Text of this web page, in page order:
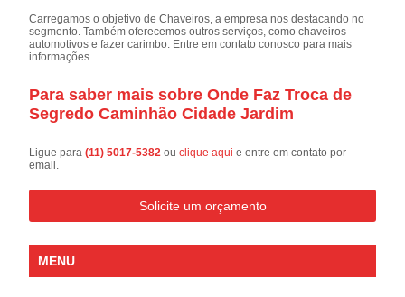
Carregamos o objetivo de Chaveiros, a empresa nos destacando no
segmento. Também oferecemos outros serviços, como chaveiros
automotivos e fazer carimbo. Entre em contato conosco para mais
informações.
Para saber mais sobre Onde Faz Troca de
Segredo Caminhão Cidade Jardim
Ligue para(11) 5017-5382ouclique aqui e entre em contato por
email.
Solicite um orçamento
MENU